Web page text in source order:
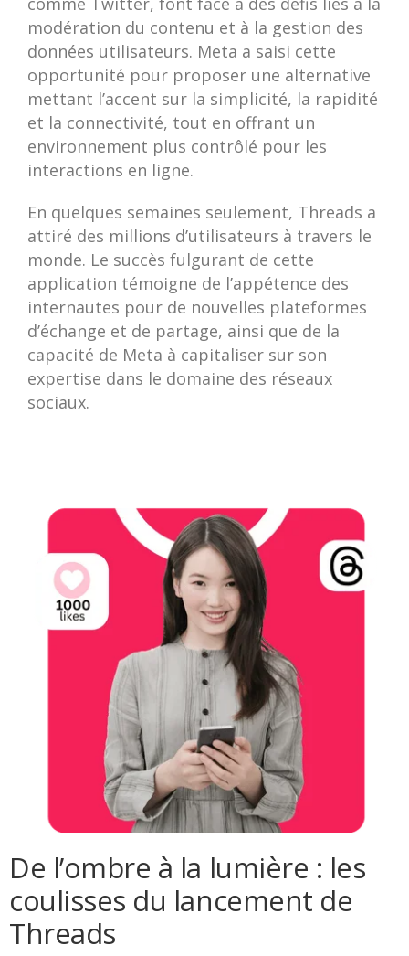
modération du contenu et à la gestion des
données utilisateurs. Meta a saisi cette
opportunité pour proposer une alternative
mettant l’accent sur la simplicité, la rapidité
et la connectivité, tout en offrant un
environnement plus contrôlé pour les
interactions en ligne.
En quelques semaines seulement, Threads a
attiré des millions d’utilisateurs à travers le
monde. Le succès fulgurant de cette
application témoigne de l’appétence des
internautes pour de nouvelles plateformes
d’échange et de partage, ainsi que de la
capacité de Meta à capitaliser sur son
expertise dans le domaine des réseaux
sociaux.
De l’ombre à la lumière : les
coulisses du lancement de
Threads